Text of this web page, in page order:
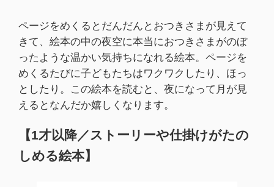
ページをめくるとだんだんとおつきさまが見えて
きて、絵本の中の夜空に本当におつきさまがのぼ
ったような温かい気持ちになれる絵本。ページを
めくるたびに子どもたちはワクワクしたり、ほっ
としたり。この絵本を読むと、夜になって月が見
えるとなんだか嬉しくなります。
【1才以降／ストーリーや仕掛けがたの
しめる絵本】